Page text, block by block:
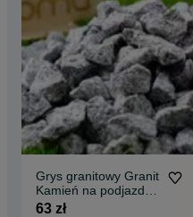
Grys granitowy Granit
Kamień na podjazd
parking ogród
63 zł